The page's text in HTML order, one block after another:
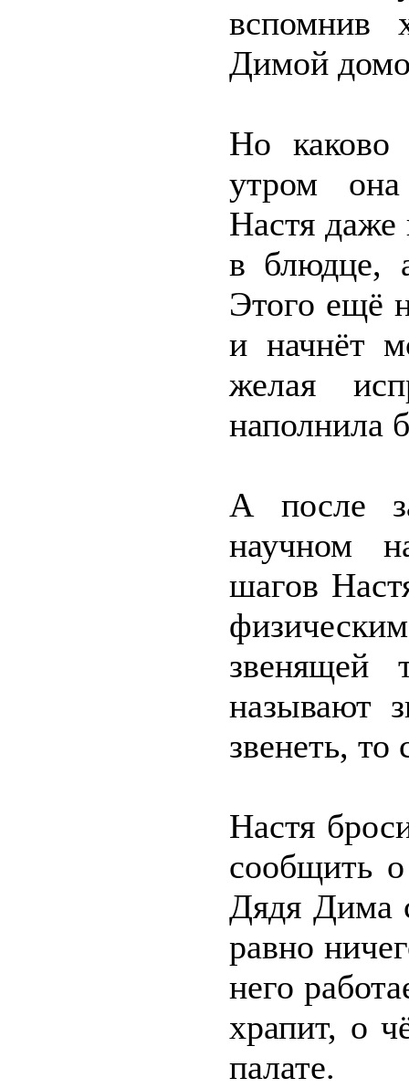
вспомнив
Димой
Но каково
утром
Настя даже
в блюдце,
Этого ещё
и начнёт
желая
наполнила
А после
научном
шагов
называют
звенеть, то
Настя
сообщить
Дядя Дима
равно
него
храпит, о
палате.